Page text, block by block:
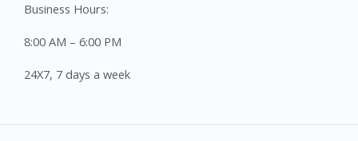
Business Hours:
8:00 AM – 6:00 PM
24X7, 7 days a week